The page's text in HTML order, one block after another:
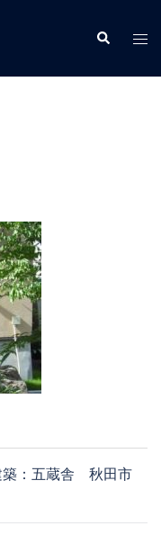
検
索
ト
：五蔵舎 秋田市